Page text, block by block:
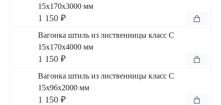
15x170x3000 мм
1 150 ₽
Вагонка штиль из лиственницы класс С
15x170x4000 мм
1 150 ₽
Вагонка штиль из лиственницы класс С
15x96x2000 мм
1 150 ₽